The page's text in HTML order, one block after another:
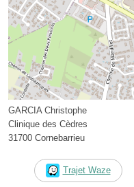
GARCIA Christophe
Clinique des Cèdres
31700 Cornebarrieu
Trajet Waze